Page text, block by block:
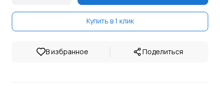
Купить в 1 клик
В избранное | Поделиться